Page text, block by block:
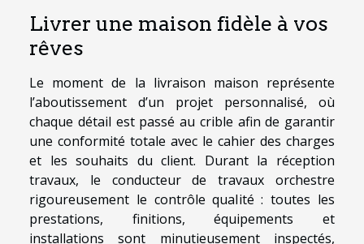
Livrer une maison fidèle à vos
rêves
Le moment de la livraison maison représente
l’aboutissement d’un projet personnalisé, où
chaque détail est passé au crible afin de garantir
une conformité totale avec le cahier des charges
et les souhaits du client. Durant la réception
travaux, le conducteur de travaux orchestre
rigoureusement le contrôle qualité : toutes les
prestations, finitions, équipements et
installations sont minutieusement inspectés,